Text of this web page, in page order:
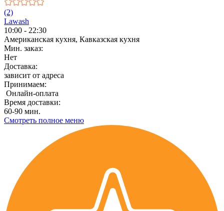
(2)
Lawash
10:00 - 22:30
Американская кухня, Кавказская кухня
Мин. заказ:
Нет
Доставка:
зависит от адреса
Принимаем:
Онлайн-оплата
Время доставки:
60-90 мин.
Смотреть полное меню